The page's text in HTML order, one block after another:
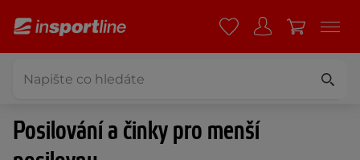
Posilování a činky pro menší